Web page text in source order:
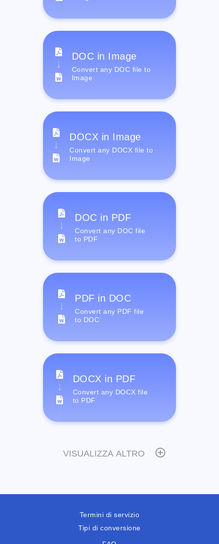
DOC in Image
Convert any DOC file to
Image
DOCX in Image
Convert any DOCX file to
Image
DOC in PDF
Convert any DOC file
to PDF
PDF in DOC
Convert any PDF file
to DOC
DOCX in PDF
Convert any DOCX file
to PDF
VISUALIZZA ALTRO
Termini di servizio
Tipi di conversione